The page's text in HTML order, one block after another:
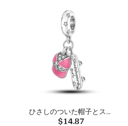
ひさしのついた帽子とスク
ーターのぶら下がり
$14.87